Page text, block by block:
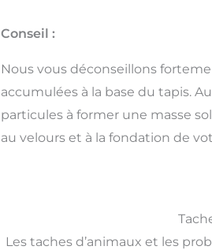
Conseil :
Nous vous déconseillons
accumulées à la base du tapis.
particules à former une masse
au velours et à la fondation de
Les taches d’animaux et les